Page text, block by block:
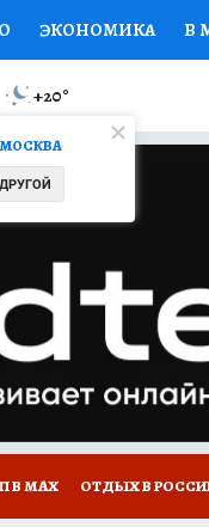
ЭКОНОМИКА В
Я ЗНАЮ СЕМЬЯ
КОНКУРСЫ
МОСКВА
+20°
В МАХ ОТДЫХ В